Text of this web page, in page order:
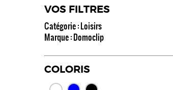
VOS FILTRES
Catégorie : Loisirs
Marque : Domoclip
COLORIS